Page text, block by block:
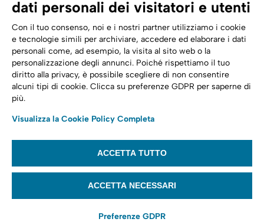
Cloud
Trasformazione digitale
Energia
Telecomunicazioni
Automotive
Seguici su:
© 2022,Tinexta Infocert S.p.A.– P.IVA 07945211006 – Cap. Sociale €
22.117.536 – REA RM 1064345 – Sede legale: Piazzale Flaminio 1/B, 00196 –
Website privacy policy Cookie policy
dati personali dei visitatori e utenti
Con il tuo consenso, noi e i nostri partner utilizziamo i cookie
e tecnologie simili per archiviare, accedere ed elaborare i dati
personali come, ad esempio, la visita al sito web o la
personalizzazione degli annunci. Poiché rispettiamo il tuo
diritto alla privacy, è possibile scegliere di non consentire
alcuni tipi di cookie. Clicca su preferenze GDPR per saperne di
più.
Visualizza la Cookie Policy Completa
ACCETTA TUTTO
ACCETTA NECESSARI
Preferenze GDPR